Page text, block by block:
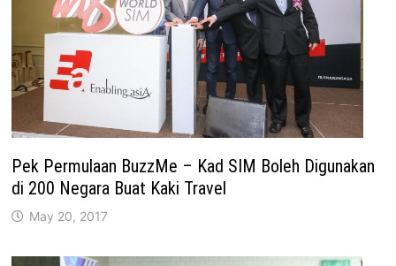
Pek Permulaan BuzzMe – Kad SIM Boleh Digunakan
di 200 Negara Buat Kaki Travel
May 20, 2017